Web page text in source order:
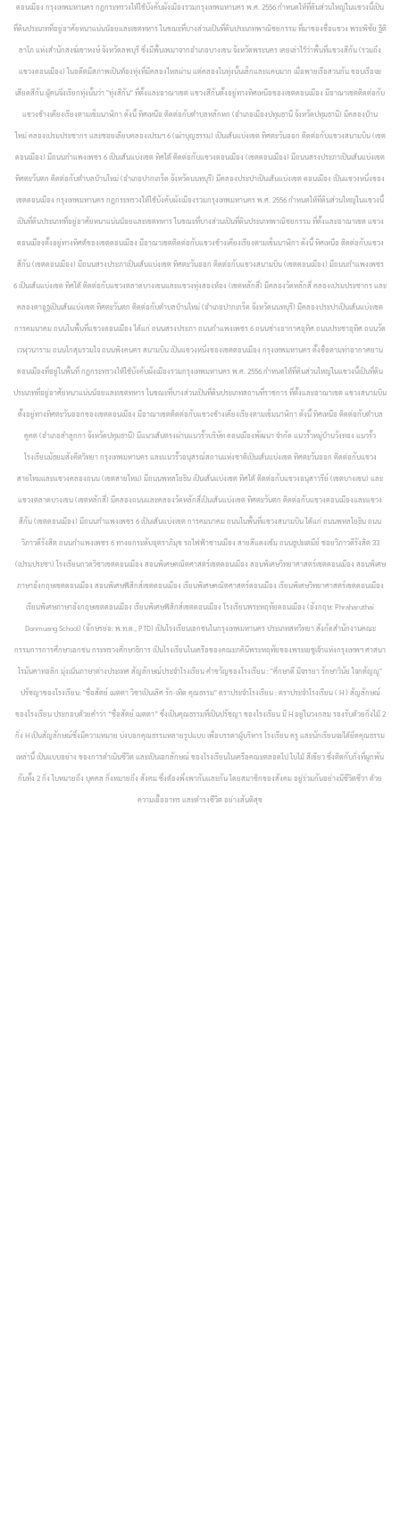
ดอนเมือง กรุงเทพมหานคร กฎกระทรวงให้ใช้บังคับผังเมืองรวมกรุงเทพมหานคร พ.ศ. 2556 กำหนดให้ที่ดินส่วนใหญ่ในแขวงนี้เป็น
ที่ดินประเภทที่อยู่อาศัยหนาแน่นน้อยและเขตทหาร ในขณะที่บางส่วนเป็นที่ดินประเภทพาณิชยกรรม ที่มาของชื่อแขวง พระพิชัย ฐิติ
ลาโภ แห่งสำนักสงฆ์เขาหงษ์ จังหวัดลพบุรี ซึ่งมีพื้นเพมาจากอำเภอบางเขน จังหวัดพระนคร เคยเล่าไว้ว่าพื้นที่แขวงสีกัน (รวมถึง
แขวงดอนเมือง) ในอดีตมีสภาพเป็นท้องทุ่งที่มีคลองไหลผ่าน แต่คลองในทุ่งนั้นเล็กและแคบมาก เมื่อพายเรือสวนกัน ขอบเรือจะ
เสียดสีกัน ผู้คนจึงเรียกทุ่งนั้นว่า "ทุ่งสีกัน" ที่ตั้งและอาณาเขต แขวงสีกันตั้งอยู่ทางทิศเหนือของเขตดอนเมือง มีอาณาเขตติดต่อกับ
แขวงข้างเคียงเรียงตามเข็มนาฬิกา ดังนี้ ทิศเหนือ ติดต่อกับตำบลหลักหก (อำเภอเมืองปทุมธานี จังหวัดปทุมธานี) มีคลองบ้าน
ใหม่ คลองเปรมประชากร และซอยเลียบคลองเปรมฯ 6 (เผ่าบุญธรรม) เป็นเส้นแบ่งเขต ทิศตะวันออก ติดต่อกับแขวงสนามบิน (เขต
ดอนเมือง) มีถนนกำแพงเพชร 6 เป็นเส้นแบ่งเขต ทิศใต้ ติดต่อกับแขวงดอนเมือง (เขตดอนเมือง) มีถนนสรงประภาเป็นเส้นแบ่งเขต
ทิศตะวันตก ติดต่อกับตำบลบ้านใหม่ (อำเภอปากเกร็ด จังหวัดนนทบุรี) มีคลองประปาเป็นเส้นแบ่งเขตดอนเมือง เป็นแขวงหนึ่งของ
เขตดอนเมือง กรุงเทพมหานคร กฎกระทรวงให้ใช้บังคับผังเมืองรวมกรุงเทพมหานคร พ.ศ. 2556 กำหนดให้ที่ดินส่วนใหญ่ในแขวงนี้
เป็นที่ดินประเภทที่อยู่อาศัยหนาแน่นน้อยและเขตทหาร ในขณะที่บางส่วนเป็นที่ดินประเภทพาณิชยกรรม ที่ตั้งและอาณาเขต แขวง
ดอนเมืองตั้งอยู่ทางทิศต้ของเขตดอนเมือง มีอาณาเขตติดต่อกับแขวงข้างเคียงเรียงตามเข็มนาฬิกา ดังนี้ ทิศเหนือ ติดต่อกับแขวง
สีกัน (เขตดอนเมือง) มีถนนสรงประภาเป็นเส้นแบ่งเขต ทิศตะวันออก ติดต่อกับแขวงสนามบิน (เขตดอนเมือง) มีถนนกำแพงเพชร
6 เป็นเส้นแบ่งเขต ทิศใต้ ติดต่อกับแขวงตลาดบางเขนและแขวงทุ่งสองห้อง (เขตหลักสี่) มีคลองวัดหลักสี่ คลองเปรมประชากร และ
คลองตาอูฐเป็นเส้นแบ่งเขต ทิศตะวันตก ติดต่อกับตำบลบ้านใหม่ (อำเภอปากเกร็ด จังหวัดนนทบุรี) มีคลองประปาเป็นเส้นแบ่งเขต
การคมนาคม ถนนในพื้นที่แขวงดอนเมือง ได้แก่ ถนนสรงประภา ถนนกำแพงเพชร 6 ถนนช่างอากาศอุทิศ ถนนประชาอุทิศ ถนนวัด
เวฬุวนาราม ถนนโกสุมรวมใจ ถนนพิงคนคร สนามบิน เป็นแขวงหนึ่งของเขตดอนเมือง กรุงเทพมหานคร ตั้งชื่อตามท่าอากาศยาน
ดอนเมืองที่อยู่ในพื้นที่ กฎกระทรวงให้ใช้บังคับผังเมืองรวมกรุงเทพมหานคร พ.ศ. 2556 กำหนดให้ที่ดินส่วนใหญ่ในแขวงนี้เป็นที่ดิน
ประเภทที่อยู่อาศัยหนาแน่นน้อยและเขตทหาร ในขณะที่บางส่วนเป็นที่ดินประเภทสถานที่ราชการ ที่ตั้งและอาณาเขต แขวงสนามบิน
ตั้งอยู่ทางทิศตะวันออกของเขตดอนเมือง มีอาณาเขตติดต่อกับแขวงข้างเคียงเรียงตามเข็มนาฬิกา ดังนี้ ทิศเหนือ ติดต่อกับตำบล
คูคต (อำเภอลำลูกกา จังหวัดปทุมธานี) มีแนวเส้นตรงผ่านแนวรั้วบริษัท ดอนเมืองพัฒนา จำกัด แนวรั้วหมู่บ้านวังทอง แนวรั้ว
โรงเรียนมัธยมสังคีตวิทยา กรุงเทพมหานคร และแนวรั้วอนุสรณ์สถานแห่งชาติเป็นเส้นแบ่งเขต ทิศตะวันออก ติดต่อกับแขวง
สายไหมและแขวงคลองถนน (เขตสายไหม) มีถนนพหลโยธิน เป็นเส้นแบ่งเขต ทิศใต้ ติดต่อกับแขวงอนุสาวรีย์ (เขตบางเขน) และ
แขวงตลาดบางเขน (เขตหลักสี่) มีคลองถนนและคลองวัดหลักสี่เป็นเส้นแบ่งเขต ทิศตะวันตก ติดต่อกับแขวงดอนเมืองและแขวง
สีกัน (เขตดอนเมือง) มีถนนกำแพงเพชร 6 เป็นเส้นแบ่งเขต การคมนาคม ถนนในพื้นที่แขวงสนามบิน ได้แก่ ถนนพหลโยธิน ถนน
วิภาวดีรังสิต ถนนกำแพงเพชร 6 ทางยกระดับอุตราภิมุข รถไฟฟ้าชานเมือง สายสีแดงเข้ม ถนนธูปะเตมีย์ ซอยวิภาวดีรังสิต 33
(เปรมประชา) โรงเรียนกวดวิชาเขตดอนเมือง สอนพิเศษคณิตศาสตร์เขตดอนเมือง สอนพิเศษวิทยาศาสตร์เขตดอนเมือง สอนพิเศษ
ภาษาอังกฤษเขตดอนเมือง สอนพิเศษฟิสิกส์เขตดอนเมือง เรียนพิเศษคณิตศาสตร์ดอนเมือง เรียนพิเศษวิทยาศาสตร์เขตดอนเมือง
เรียนพิเศษภาษาอังกฤษเขตดอนเมือง เรียนพิเศษฟิสิกส์เขตดอนเมือง โรงเรียนพระหฤทัยดอนเมือง (อังกฤษ: Phraharuthai
Donmuang School) (อักษรย่อ: พ.ท.ด., PTD) เป็นโรงเรียนเอกชนในกรุงเทพมหานคร ประเภทสหวิทยา สังกัดสำนักงานคณะ
กรรมการการศึกษาเอกชน กระทรวงศึกษาธิการ เป็นโรงเรียนในเครือของคณะภคินีพระหฤทัยของพระเยซูเจ้าแห่งกรุงเทพฯ ศาสนา
โรมันคาทอลิก มุ่งเน้นภาษาต่างประเทศ สัญลักษณ์ประจำโรงเรียน คำขวัญของโรงเรียน : "ศึกษาดี มีจรรยา รักษาวินัย ใจกตัญญู"
ปรัชญาของโรงเรียน: "ซื่อสัตย์ เมตตา วิชาเป็นเลิศ รัก-เทิด คุณธรรม" ตราประจำโรงเรียน : ตราประจำโรงเรียน ( H ) สัญลักษณ์
ของโรงเรียน ประกอบด้วยคำว่า “ซื่อสัตย์ เมตตา” ซึ่งเป็นคุณธรรมที่เป็นปรัชญา ของโรงเรียน มี H อยู่ในวงกลม รองรับด้วยกิ่งไม้ 2
กิ่ง H เป็นสัญลักษณ์ซึ่งมีความหมาย บ่งบอกคุณธรรมหลายรูปแบบ เพื่อบรรดาผู้บริหาร โรงเรียน ครู และนักเรียนจะได้ยึดคุณธรรม
เหล่านี้ เป็นแบบอย่าง ของการดำเนินชีวิต และเป็นเอกลักษณ์ ของโรงเรียนในเครือคณะตลอดไป ใบไม้ สีเขียว ซึ่งติดกับกิ่งที่ผูกพัน
กันทั้ง 2 กิ่ง ใบหมายถึง บุคคล กิ่งหมายถึง สังคม ซึ่งต้องพึ่งพากันและกัน โดยสมาชิกของสังคม อยู่ร่วมกันอย่างมีชีวิตชีวา ด้วย
ความเอื้ออาทร และดำรงชีวิต อย่างสันติสุข